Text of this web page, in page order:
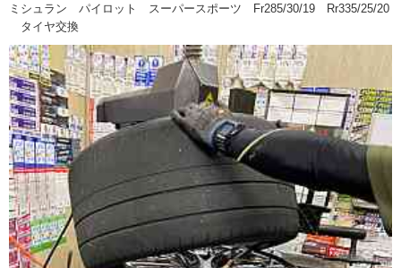
ミシュラン パイロット スーパースポーツ Fr285/30/19 Rr335/25/20
タイヤ交換